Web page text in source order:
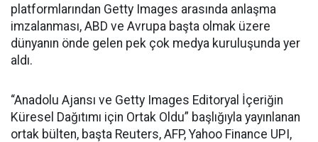
platformlarından Getty Images arasında anlaşma
imzalanması, ABD ve Avrupa başta olmak üzere
dünyanın önde gelen pek çok medya kuruluşunda yer
aldı.
“Anadolu Ajansı ve Getty Images Editoryal İçeriğin
Küresel Dağıtımı için Ortak Oldu” başlığıyla yayınlanan
ortak bülten, başta Reuters, AFP, Yahoo Finance UPI,